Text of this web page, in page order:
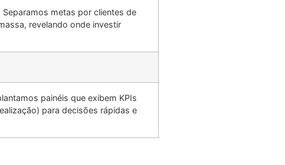
Separamos metas por clientes de
revelando onde investir
painéis que exibem KPIs
para decisões rápidas e